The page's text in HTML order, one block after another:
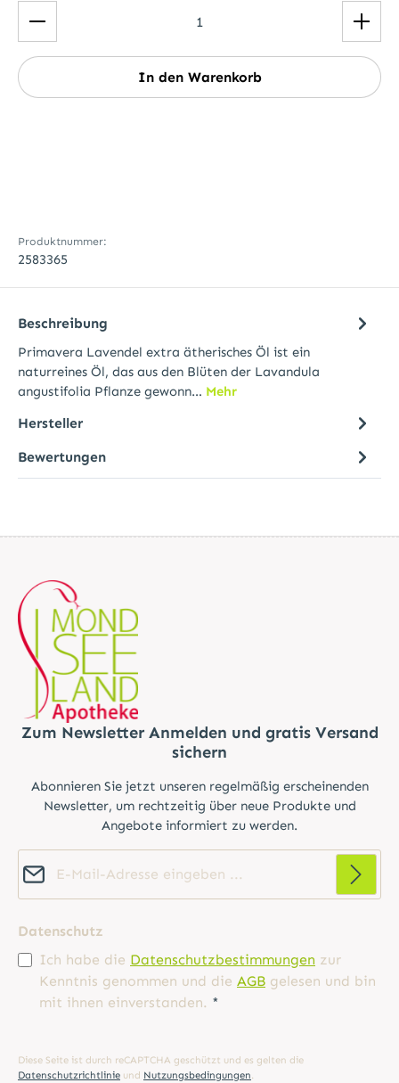
Produkt Anzahl: Gib den gewünschten Wert ein
In den Warenkorb
Produktnummer:
2583365
Beschreibung
Primavera Lavendel extra ätherisches Öl ist ein
naturreines Öl, das aus den Blüten der Lavandula
angustifolia Pflanze gewonn… Mehr
Hersteller
Bewertungen
Zum Newsletter Anmelden und gratis Versand
sichern
Abonnieren Sie jetzt unseren regelmäßig erscheinenden
Newsletter, um rechtzeitig über neue Produkte und
Angebote informiert zu werden.
Datenschutz
Ich habe die Datenschutzbestimmungen zur
Kenntnis genommen und die AGB gelesen und bin
mit ihnen einverstanden. *
Diese Seite ist durch reCAPTCHA geschützt und es gelten die
Datenschutzrichtlinie und Nutzungsbedingungen.